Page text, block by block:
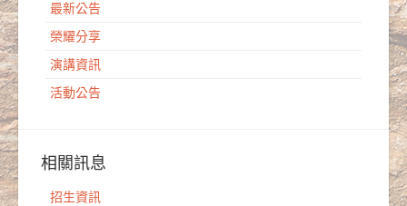
最新公告
榮耀分享
演講資訊
活動公告
相關訊息
招生資訊